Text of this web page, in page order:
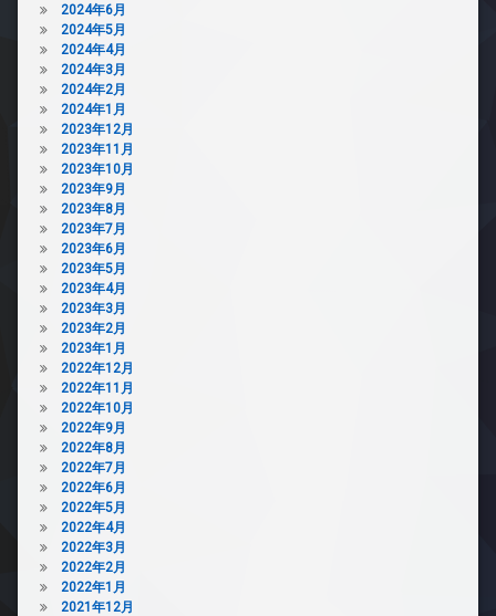
2024年6月
2024年5月
2024年4月
2024年3月
2024年2月
2024年1月
2023年12月
2023年11月
2023年10月
2023年9月
2023年8月
2023年7月
2023年6月
2023年5月
2023年4月
2023年3月
2023年2月
2023年1月
2022年12月
2022年11月
2022年10月
2022年9月
2022年8月
2022年7月
2022年6月
2022年5月
2022年4月
2022年3月
2022年2月
2022年1月
2021年12月